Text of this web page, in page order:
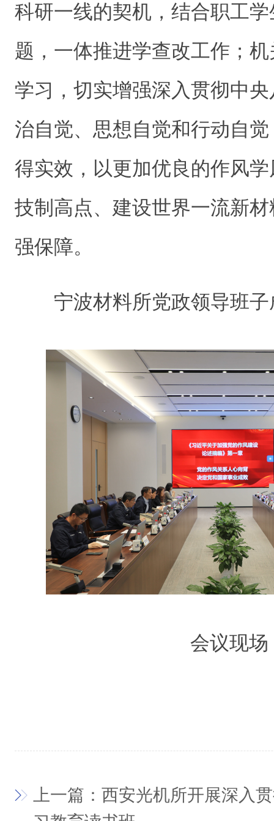
科研一线的契机，结合职工
题，一体推进学查改工作；
学习，切实增强深入贯彻中
治自觉、思想自觉和行动自
得实效，以更加优良的作风
技制高点、建设世界一流新
强保障。
宁波材料所党政领导班
会议现场
上一篇：西安光机所开展深入